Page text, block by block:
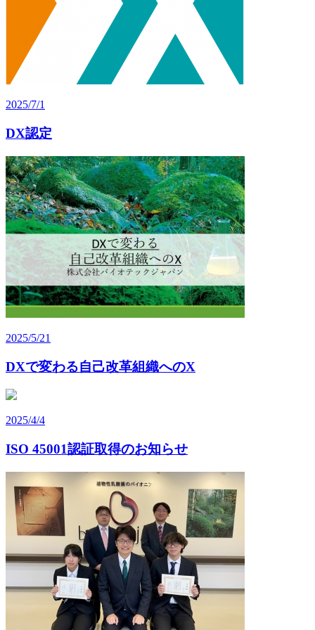
2025/7/1
DX認定
2025/5/21
DXで変わる自己改革組織へのX
2025/4/4
ISO 45001認証取得のお知らせ